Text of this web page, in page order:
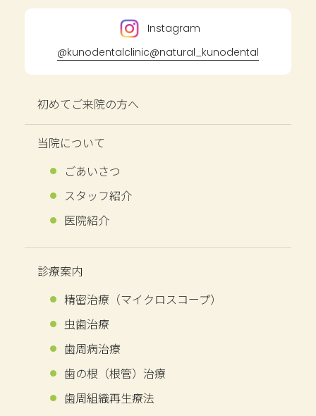
Instagram
@kunodentalclinic@natural_kunodental
初めてご来院の方へ
当院について
ごあいさつ
スタッフ紹介
医院紹介
診療案内
精密治療 （マイクロスコープ）
虫歯治療
歯周病治療
歯の​根​（根管）​治療
歯周組織再生療法